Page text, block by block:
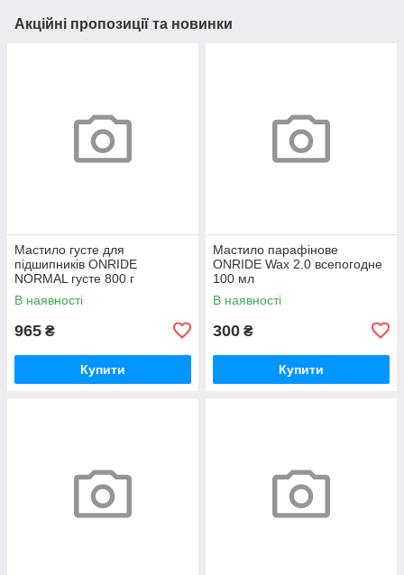
Акційні пропозиції та новинки
Мастило густе для
підшипників ONRIDE
NORMAL густе 800 г
(металева банка)
В наявності
965 ₴
Купити
Мастило парафінове
ONRIDE Wax 2.0 всепогодне
100 мл
В наявності
300 ₴
Купити